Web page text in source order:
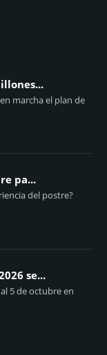
marcha el plan de
pa...
del postre?
se...
5 de octubre en